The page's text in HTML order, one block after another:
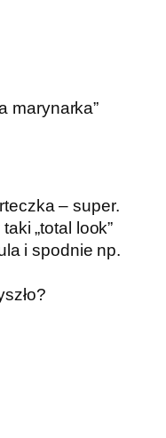
marynarka”
– super.
„total look”
i spodnie np.